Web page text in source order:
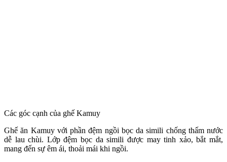
Các góc cạnh của ghế Kamuy
Ghế ăn Kamuy với phần đệm ngồi bọc da simili chống thấm nước
dễ lau chùi. Lớp đệm bọc da simili được may tinh xảo, bắt mắt,
mang đến sự êm ái, thoải mái khi ngồi.